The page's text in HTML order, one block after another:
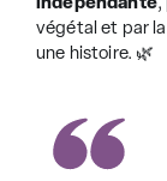
indépendante,
végétal et par
une histoire. 🌿